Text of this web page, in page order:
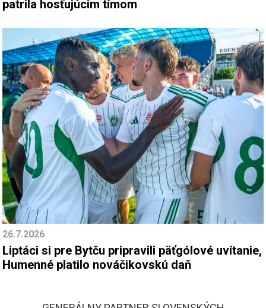
patrila hosťujúcim tímom
26.7.2026
Liptáci si pre Bytču pripravili päťgólové uvítanie,
Humenné platilo nováčikovskú daň